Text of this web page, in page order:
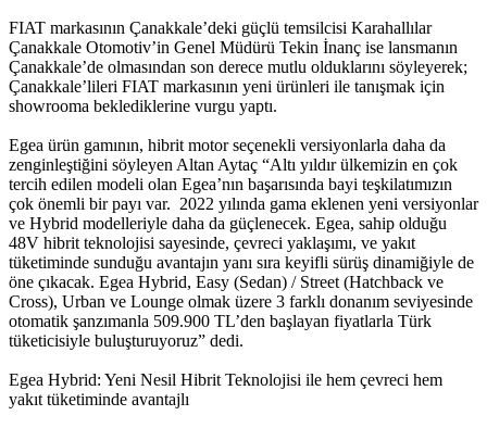
FIAT markasının Çanakkale’deki güçlü temsilcisi Karahallılar
Çanakkale Otomotiv’in Genel Müdürü Tekin İnanç ise lansmanın
Çanakkale’de olmasından son derece mutlu olduklarını söyleyerek;
Çanakkale’lileri FIAT markasının yeni ürünleri ile tanışmak için
showrooma beklediklerine vurgu yaptı.
Egea ürün gamının, hibrit motor seçenekli versiyonlarla daha da
zenginleştiğini söyleyen Altan Aytaç “Altı yıldır ülkemizin en çok
tercih edilen modeli olan Egea’nın başarısında bayi teşkilatımızın
çok önemli bir payı var. 2022 yılında gama eklenen yeni versiyonlar
ve Hybrid modelleriyle daha da güçlenecek. Egea, sahip olduğu
48V hibrit teknolojisi sayesinde, çevreci yaklaşımı, ve yakıt
tüketiminde sunduğu avantajın yanı sıra keyifli sürüş dinamiğiyle de
öne çıkacak. Egea Hybrid, Easy (Sedan) / Street (Hatchback ve
Cross), Urban ve Lounge olmak üzere 3 farklı donanım seviyesinde
otomatik şanzımanla 509.900 TL’den başlayan fiyatlarla Türk
tüketicisiyle buluşturuyoruz” dedi.
Egea Hybrid: Yeni Nesil Hibrit Teknolojisi ile hem çevreci hem
yakıt tüketiminde avantajlı